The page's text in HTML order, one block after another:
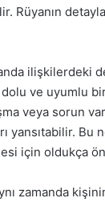
Rüyanın
ilişkilerdeki
ve uyumlu
veya sorun
yansıtabilir.
için oldukça
zamanda